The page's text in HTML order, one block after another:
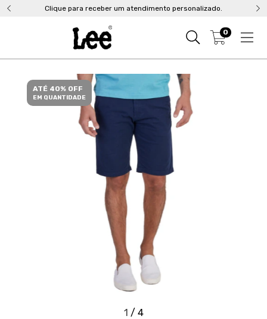
Clique para receber um atendimento personalizado.
0
ATÉ 40% OFF
EM QUANTIDADE
1 / 4